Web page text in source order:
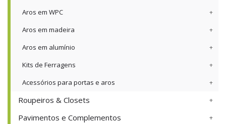
Aros em WPC
Aros em madeira
Aros em alumínio
Kits de Ferragens
Acessórios para portas e aros
Roupeiros & Closets
Pavimentos e Complementos